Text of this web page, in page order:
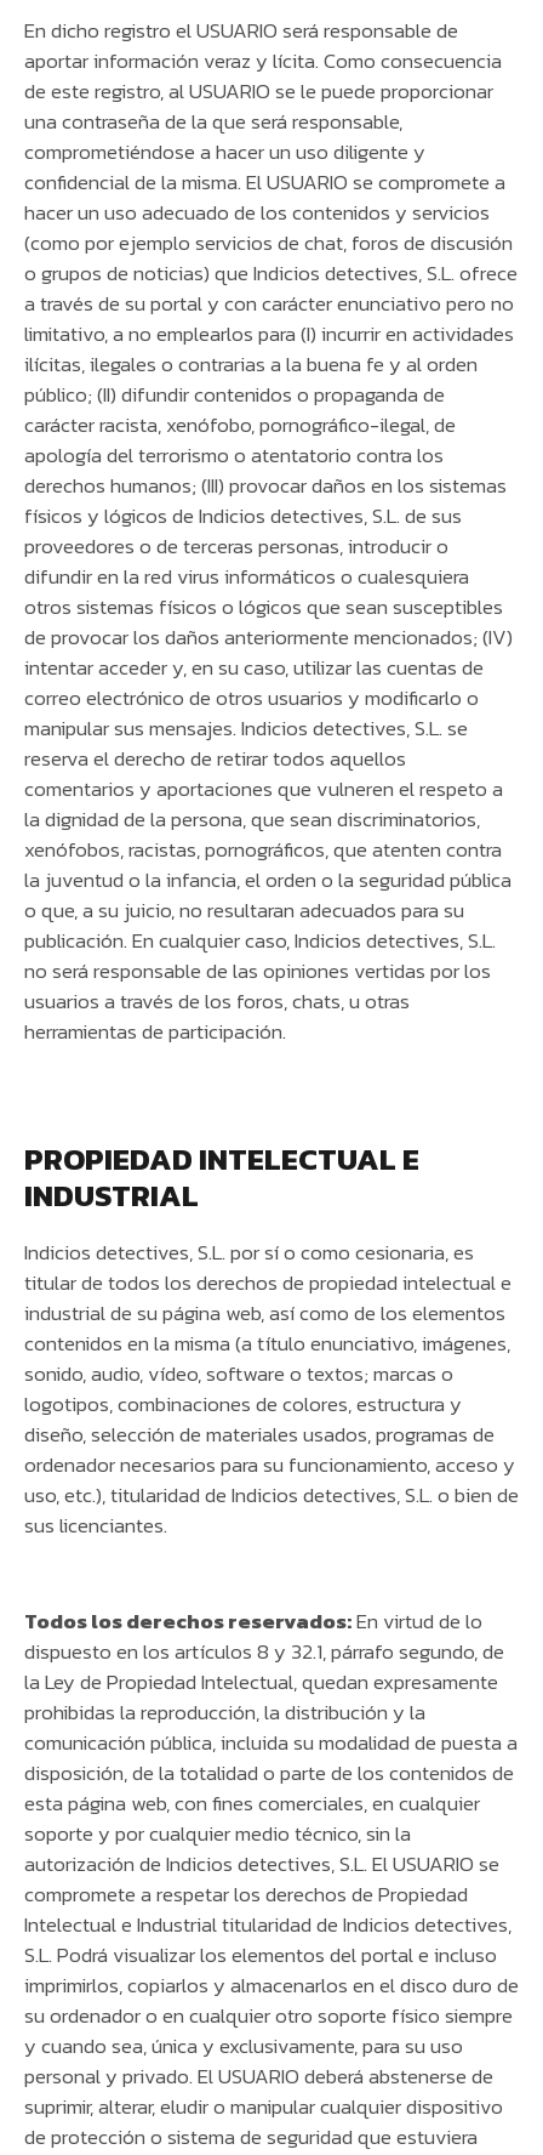
En dicho registro el USUARIO será responsable de
aportar información veraz y lícita. Como consecuencia
de este registro, al USUARIO se le puede proporcionar
una contraseña de la que será responsable,
comprometiéndose a hacer un uso diligente y
confidencial de la misma. El USUARIO se compromete a
hacer un uso adecuado de los contenidos y servicios
(como por ejemplo servicios de chat, foros de discusión
o grupos de noticias) que Indicios detectives, S.L. ofrece
a través de su portal y con carácter enunciativo pero no
limitativo, a no emplearlos para (I) incurrir en actividades
ilícitas, ilegales o contrarias a la buena fe y al orden
público; (II) difundir contenidos o propaganda de
carácter racista, xenófobo, pornográfico-ilegal, de
apología del terrorismo o atentatorio contra los
derechos humanos; (III) provocar daños en los sistemas
físicos y lógicos de Indicios detectives, S.L. de sus
proveedores o de terceras personas, introducir o
difundir en la red virus informáticos o cualesquiera
otros sistemas físicos o lógicos que sean susceptibles
de provocar los daños anteriormente mencionados; (IV)
intentar acceder y, en su caso, utilizar las cuentas de
correo electrónico de otros usuarios y modificarlo o
manipular sus mensajes. Indicios detectives, S.L. se
reserva el derecho de retirar todos aquellos
comentarios y aportaciones que vulneren el respeto a
la dignidad de la persona, que sean discriminatorios,
xenófobos, racistas, pornográficos, que atenten contra
la juventud o la infancia, el orden o la seguridad pública
o que, a su juicio, no resultaran adecuados para su
publicación. En cualquier caso, Indicios detectives, S.L.
no será responsable de las opiniones vertidas por los
usuarios a través de los foros, chats, u otras
herramientas de participación.
PROPIEDAD INTELECTUAL E
INDUSTRIAL
Indicios detectives, S.L. por sí o como cesionaria, es
titular de todos los derechos de propiedad intelectual e
industrial de su página web, así como de los elementos
contenidos en la misma (a título enunciativo, imágenes,
sonido, audio, vídeo, software o textos; marcas o
logotipos, combinaciones de colores, estructura y
diseño, selección de materiales usados, programas de
ordenador necesarios para su funcionamiento, acceso y
uso, etc.), titularidad de Indicios detectives, S.L. o bien de
sus licenciantes.
Todos los derechos reservados:En virtud de lo
dispuesto en los artículos 8 y 32.1, párrafo segundo, de
la Ley de Propiedad Intelectual, quedan expresamente
prohibidas la reproducción, la distribución y la
comunicación pública, incluida su modalidad de puesta a
disposición, de la totalidad o parte de los contenidos de
esta página web, con fines comerciales, en cualquier
soporte y por cualquier medio técnico, sin la
autorización de Indicios detectives, S.L. El USUARIO se
compromete a respetar los derechos de Propiedad
Intelectual e Industrial titularidad de Indicios detectives,
S.L. Podrá visualizar los elementos del portal e incluso
imprimirlos, copiarlos y almacenarlos en el disco duro de
su ordenador o en cualquier otro soporte físico siempre
y cuando sea, única y exclusivamente, para su uso
personal y privado. El USUARIO deberá abstenerse de
suprimir, alterar, eludir o manipular cualquier dispositivo
de protección o sistema de seguridad que estuviera